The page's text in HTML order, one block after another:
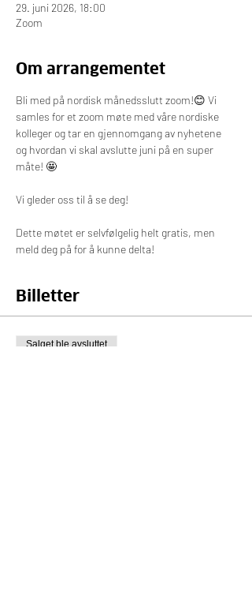
29. juni 2026, 18:00
Zoom
Om arrangementet
Bli med på nordisk månedsslutt zoom!😊 Vi
samles for et zoom møte med våre nordiske
kolleger og tar en gjennomgang av nyhetene
og hvordan vi skal avslutte juni på en super
måte! 🤩
Vi gleder oss til å se deg!
Dette møtet er selvfølgelig helt gratis, men
meld deg på for å kunne delta!
Billetter
Salget ble avsluttet